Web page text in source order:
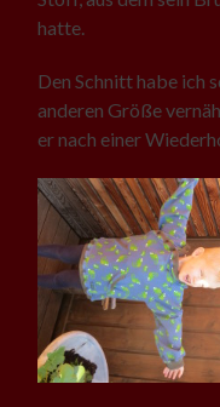
hatte.
Den Schnitt habe ich
anderen Größe
er nach einer